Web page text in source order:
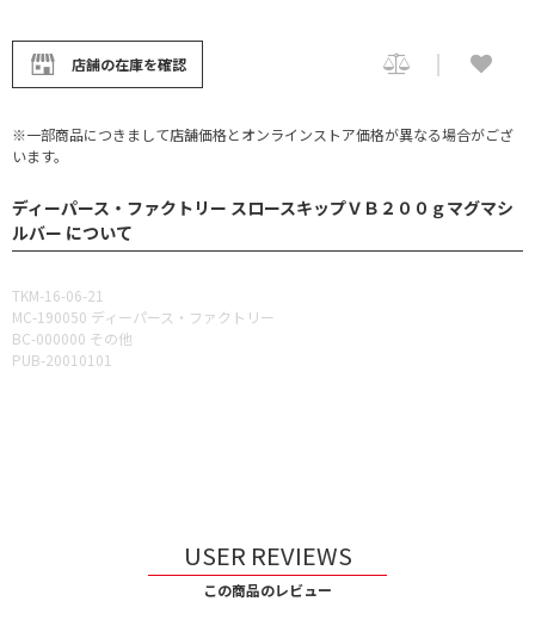
店舗の在庫を確認
※一部商品につきまして店舗価格とオンラインストア価格が異なる場合がござ
います。
ディーパース・ファクトリー スロースキップＶＢ２００ｇマグマシ
ルバー について
TKM-16-06-21
MC-190050 ディーパース・ファクトリー
BC-000000 その他
PUB-20010101
USER REVIEWS
この商品のレビュー